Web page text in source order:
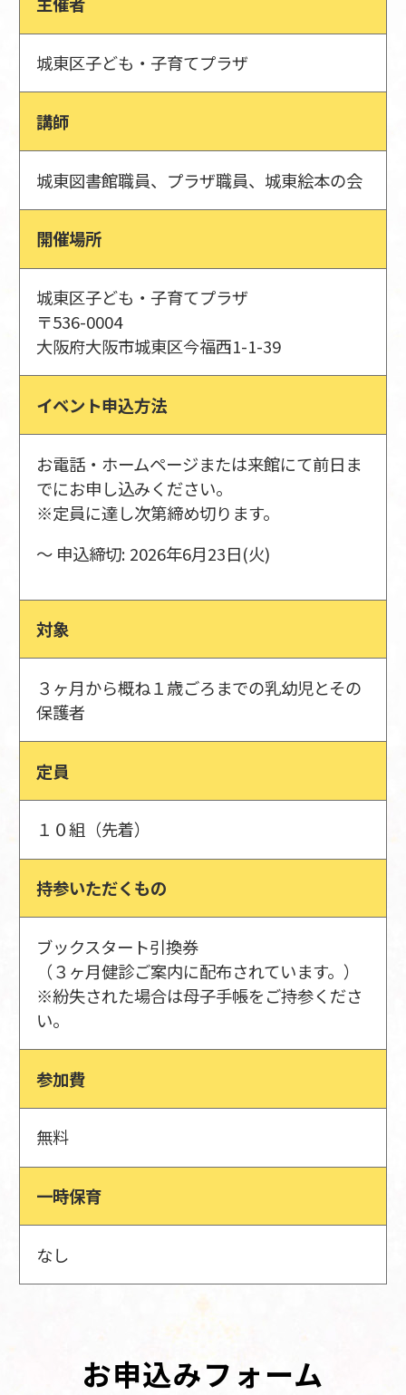
城東区子ども・子育てプラザ
講師
城東図書館職員、プラザ職員、城東絵本の会
開催場所
城東区子ども・子育てプラザ
〒536-0004
大阪府大阪市城東区今福西1-1-39
イベント申込方法
お電話・ホームページまたは来館にて前日ま
でにお申し込みください。
※定員に達し次第締め切ります。
〜 申込締切: 2026年6月23日(火)
対象
３ヶ月から概ね１歳ごろまでの乳幼児とその
保護者
定員
１０組（先着）
持参いただくもの
ブックスタート引換券
（３ヶ月健診ご案内に配布されています。）
※紛失された場合は母子手帳をご持参くださ
い。
参加費
無料
一時保育
なし
お申込みフォーム